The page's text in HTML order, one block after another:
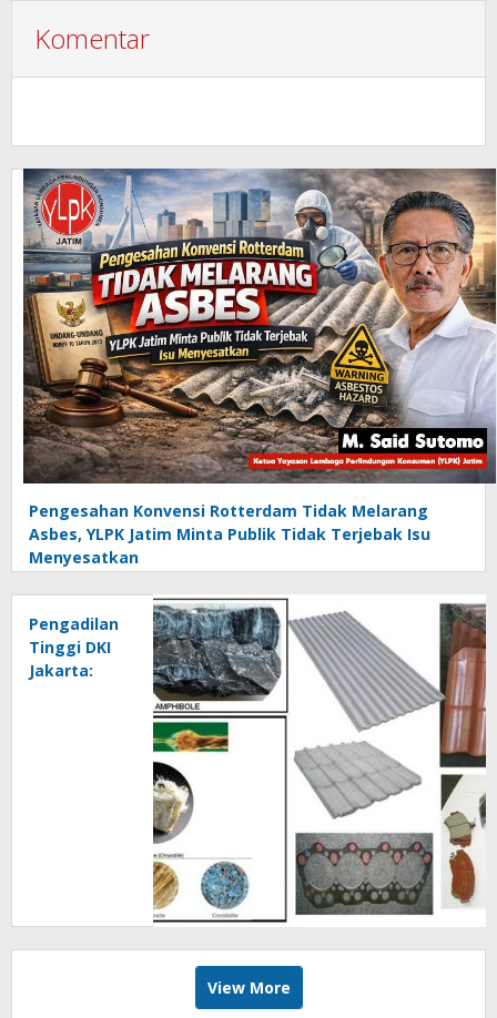
Komentar
Pengesahan Konvensi Rotterdam Tidak Melarang
Asbes, YLPK Jatim Minta Publik Tidak Terjebak Isu
Menyesatkan
Pengadilan
Tinggi DKI
Jakarta:
View More